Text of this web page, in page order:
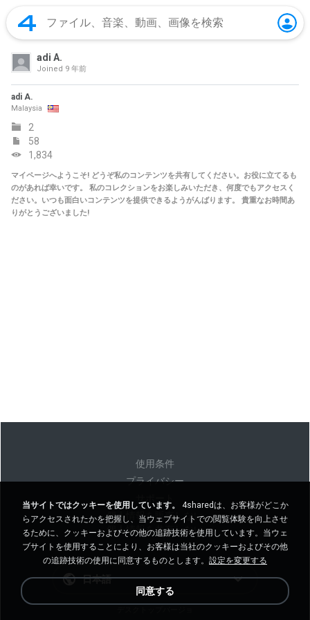
adi A.
Joined 9 年前
adi A.
Malaysia
2
58
1,834
マイページへようこそ! どうぞ私のコンテンツを共有してください。お役に立てるも
のがあれば幸いです。 私のコレクションをお楽しみいただき、何度でもアクセスく
ださい。いつも面白いコンテンツを提供できるようがんばります。 貴重なお時間あ
りがとうございました!
使用条件
プライバシー
個人情報を販売しない
個人情報を共有しない
日本語
当サイトではクッキーを使用しています。
4sharedは、お客様がどこか
らアクセスされたかを把握し、当ウェブサイトでの閲覧体験を向上させ
るために、クッキーおよびその他の追跡技術を使用しています。当ウェ
ブサイトを使用することにより、お客様は当社のクッキーおよびその他
の追跡技術の使用に同意するものとします。 設定を変更する
同意する